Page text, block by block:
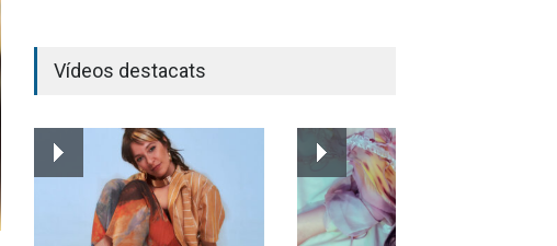
la calor amb l’himne definitiu,
“L’ESTIU”
5 de juny de 2026
Júlia Pascual i la bellesa
d’allò quotidià a “Tots Els
Camins”
Vídeos destacats